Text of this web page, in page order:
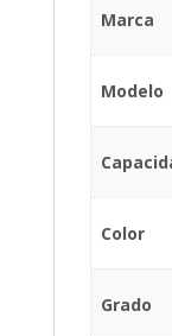
Marca
Modelo
Color
Grado